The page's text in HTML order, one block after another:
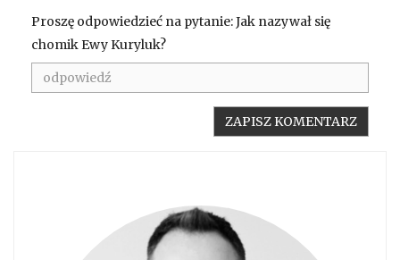
Proszę odpowiedzieć na pytanie: Jak nazywał się
chomik Ewy Kuryluk?